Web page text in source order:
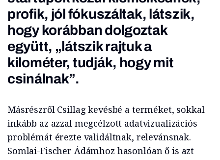
profik, jól fókuszáltak, látszik,
hogy korábban dolgoztak
együtt, „látszik rajtuk a
kilométer, tudják, hogy mit
csinálnak”.
Másrészről Csillag kevésbé a terméket, sokkal
inkább az azzal megcélzott adatvizualizációs
problémát érezte validáltnak, relevánsnak.
Somlai-Fischer Ádámhoz hasonlóan ő is azt